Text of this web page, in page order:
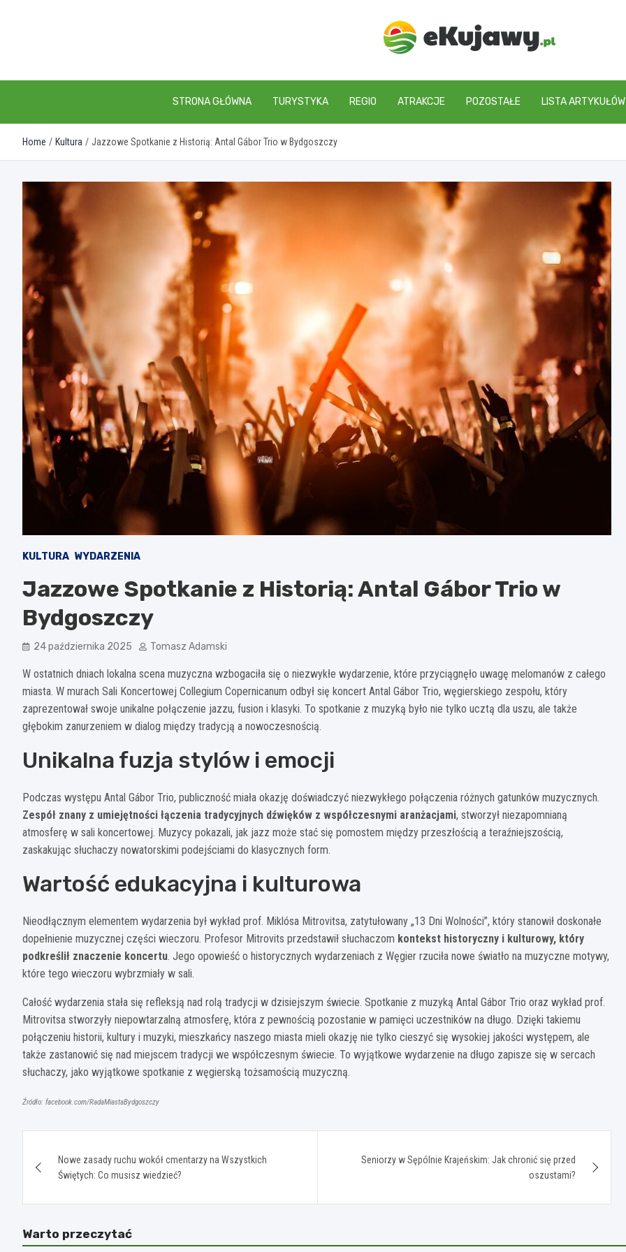
ekujawy.pl
STRONA GŁÓWNA TURYSTYKA REGIO ATRAKCJE POZOSTAŁE LISTA ARTYKUŁÓW
Home Kultura Jazzowe Spotkanie z Historią: Antal Gábor Trio w Bydgoszczy
KULTURA WYDARZENIA
Jazzowe Spotkanie z Historią: Antal Gábor Trio w
Bydgoszczy
24 października 2025 Tomasz Adamski
W ostatnich dniach lokalna scena muzyczna wzbogaciła się o niezwykłe wydarzenie, które przyciągnęło uwagę melomanów z całego
miasta. W murach Sali Koncertowej Collegium Copernicanum odbył się koncert Antal Gábor Trio, węgierskiego zespołu, który
zaprezentował swoje unikalne połączenie jazzu, fusion i klasyki. To spotkanie z muzyką było nie tylko ucztą dla uszu, ale także
głębokim zanurzeniem w dialog między tradycją a nowoczesnością.
Unikalna fuzja stylów i emocji
Podczas występu Antal Gábor Trio, publiczność miała okazję doświadczyć niezwykłego połączenia różnych gatunków muzycznych.
Zespół znany z umiejętności łączenia tradycyjnych dźwięków z współczesnymi aranżacjami, stworzył niezapomnianą
atmosferę w sali koncertowej. Muzycy pokazali, jak jazz może stać się pomostem między przeszłością a teraźniejszością,
zaskakując słuchaczy nowatorskimi podejściami do klasycznych form.
Wartość edukacyjna i kulturowa
Nieodłącznym elementem wydarzenia był wykład prof. Miklósa Mitrovitsa, zatytułowany „13 Dni Wolności”, który stanowił doskonałe
dopełnienie muzycznej części wieczoru. Profesor Mitrovits przedstawił słuchaczom kontekst historyczny i kulturowy, który
podkreślił znaczenie koncertu. Jego opowieść o historycznych wydarzeniach z Węgier rzuciła nowe światło na muzyczne motywy,
które tego wieczoru wybrzmiały w sali.
Całość wydarzenia stała się refleksją nad rolą tradycji w dzisiejszym świecie. Spotkanie z muzyką Antal Gábor Trio oraz wykład prof.
Mitrovitsa stworzyły niepowtarzalną atmosferę, która z pewnością pozostanie w pamięci uczestników na długo. Dzięki takiemu
połączeniu historii, kultury i muzyki, mieszkańcy naszego miasta mieli okazję nie tylko cieszyć się wysokiej jakości występem, ale
także zastanowić się nad miejscem tradycji we współczesnym świecie. To wyjątkowe wydarzenie na długo zapisze się w sercach
słuchaczy, jako wyjątkowe spotkanie z węgierską tożsamością muzyczną.
Źródło: facebook.com/RadaMiastaBydgoszczy
wpisuNowe zasady ruchu wokół cmentarzy na Wszystkich
Świętych: Co musisz wiedzieć?
Seniorzy w Sępólnie Krajeńskim: Jak chronić się przed
oszustami?
Warto przeczytać